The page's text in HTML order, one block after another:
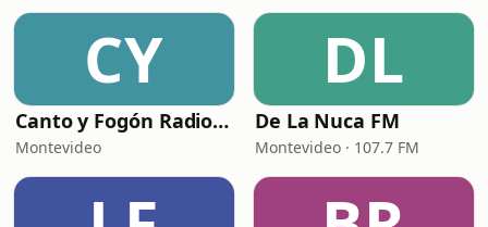
CY
Canto y Fogón Radio Web
Montevideo
DL
De La Nuca FM
Montevideo · 107.7 FM